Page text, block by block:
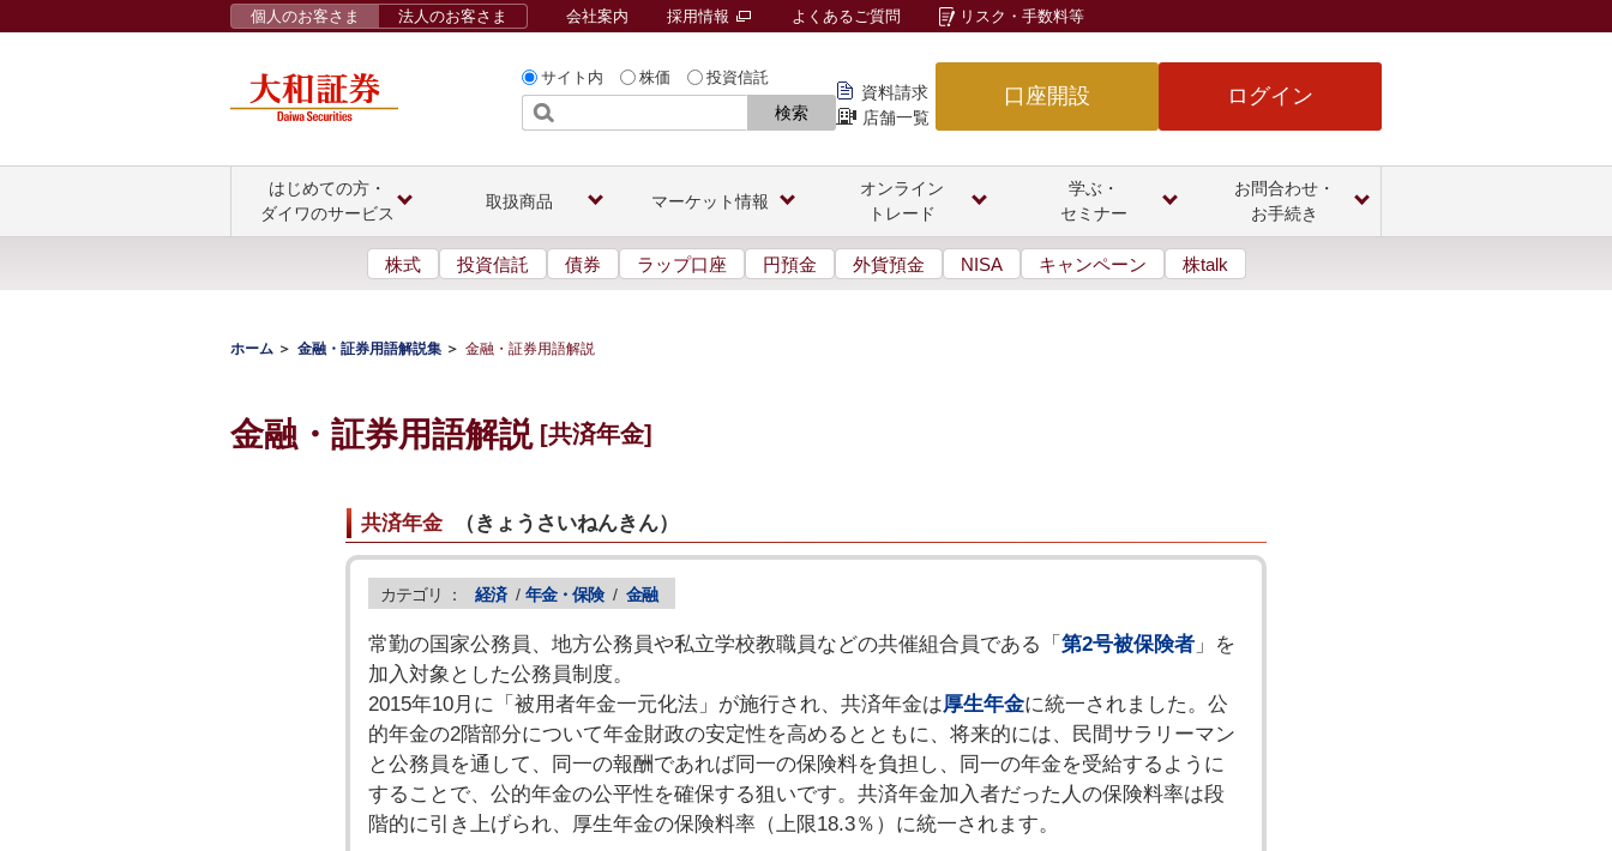
サイト内 株価 投資信託
検索
資料請求
店舗一覧
口座開設 ログイン
個人のお客さま 法人のお客さま 会社案内 採用情報 よくあるご質問 リスク・手数料等
はじめての方・
ダイワのサービス
取扱商品 マーケット情報
オンライン
トレード
学ぶ・
セミナー
お問合わせ・
お手続き
株式 投資信託 債券 ラップ口座 円預金 外貨預金 NISA キャンペーン 株talk
ホーム 金融・証券用語解説集 金融・証券用語解説
金融・証券用語解説 [共済年金]
共済年金 （きょうさいねんきん）
カテゴリ ： 経済 / 年金・保険 / 金融
常勤の国家公務員、地方公務員や私立学校教職員などの共催組合員である「 第2号被保険者 」を
加入対象とした公務員制度。
2015年10月に「被用者年金一元化法」が施行され、共済年金は厚生年金に統一されました。公
的年金の2階部分について年金財政の安定性を高めるとともに、将来的には、民間サラリーマン
と公務員を通して、同一の報酬であれば同一の保険料を負担し、同一の年金を受給するように
することで、公的年金の公平性を確保する狙いです。共済年金加入者だった人の保険料率は段
階的に引き上げられ、厚生年金の保険料率（上限18.3％）に統一されます。